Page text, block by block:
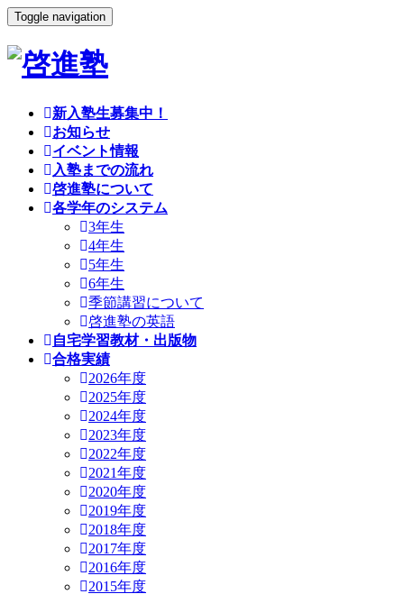
Toggle navigation
新入塾生募集中！
お知らせ
イベント情報
入塾までの流れ
啓進塾について
各学年のシステム
3年生
4年生
5年生
6年生
季節講習について
啓進塾の英語
自宅学習教材・出版物
合格実績
2026年度
2025年度
2024年度
2023年度
2022年度
2021年度
2020年度
2019年度
2018年度
2017年度
2016年度
2015年度